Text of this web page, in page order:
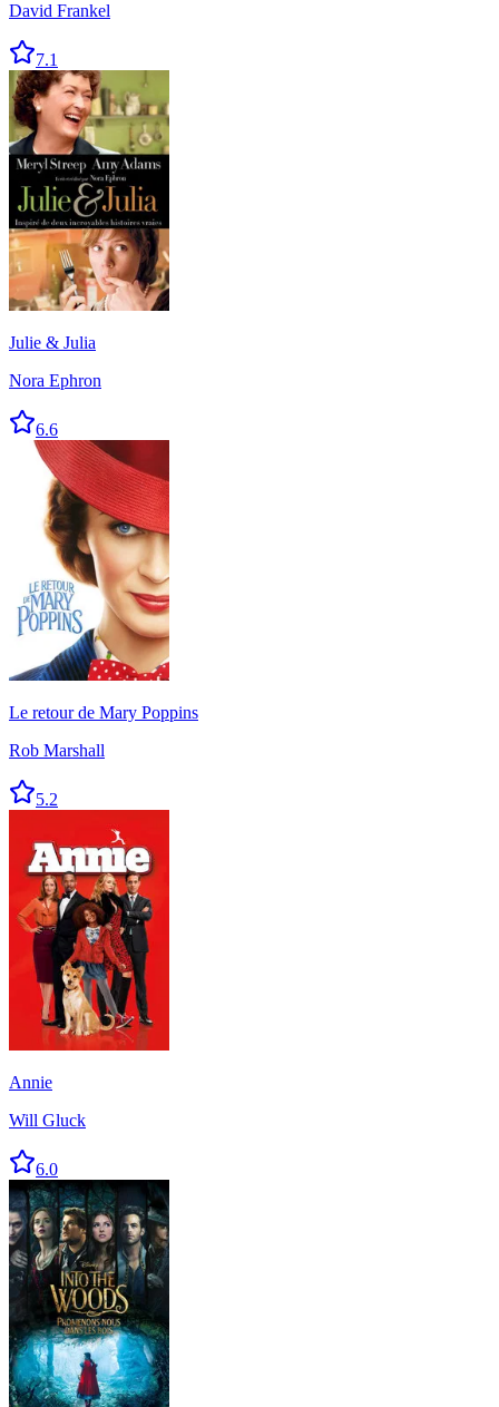
David Frankel
7.1
Julie & Julia
Nora Ephron
6.6
Le retour de Mary Poppins
Rob Marshall
5.2
Annie
Will Gluck
6.0